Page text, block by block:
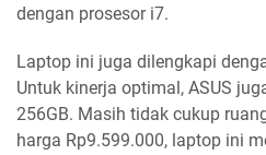
dengan prosesor i7.
Laptop ini juga dilengkapi
Untuk kinerja optimal, ASUS
256GB. Masih tidak cukup
harga Rp9.599.000, laptop ini